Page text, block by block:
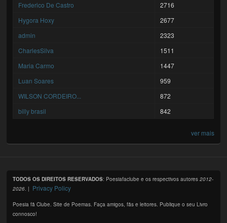
Frederico De Castro
2716
Hygora Hoxy
2677
admin
2323
CharlesSilva
1511
Maria Carmo
1447
Luan Soares
959
WILSON CORDEIRO...
872
billy brasil
842
ver mais
TODOS OS DIREITOS RESERVADOS: Poesiafaclube e os respectivos autores2012-
2026. | Privacy Policy
Poesia fã Clube. Site de Poemas. Faça amigos, fãs e leitores. Publique o seu Livro
connosco!